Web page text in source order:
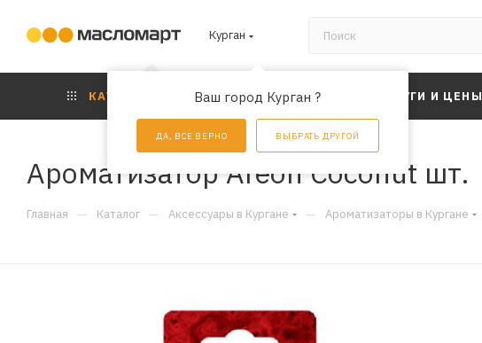
Курган
Ваш город Курган ?
ДА, ВСЕ ВЕРНО ВЫБРАТЬ ДРУГОЙ
КАТАЛОГ АКЦИИ УСЛУГИ И ЦЕНЫ
Ароматизатор Areon Coconut шт.
Главная — Каталог — Аксессуары в Кургане — Ароматизаторы в Кургане